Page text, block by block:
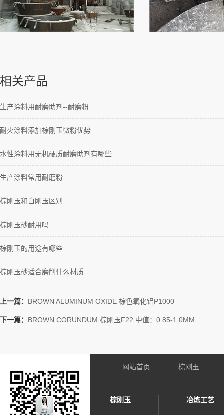
相关产品
生产涂料用耐磨助剂--耐磨粉
耐火涂料添加棕刚玉微粉优势
水性涂料用无机硬质耐磨助剂有哪些
生产涂料常用耐磨粉
棕刚玉和白刚玉区别
棕刚玉砂耐用吗
棕刚玉的用途有哪些
棕刚玉砂适合磨削什么材质
上一篇： BROWN ALUMINUM OXIDE 棕色氧化铝P1000
下一篇： BROWN CORUNDUM 棕刚玉F22 中值：0.85-1.0MM
网站首页 棕刚玉
棕刚玉 冶炼工艺